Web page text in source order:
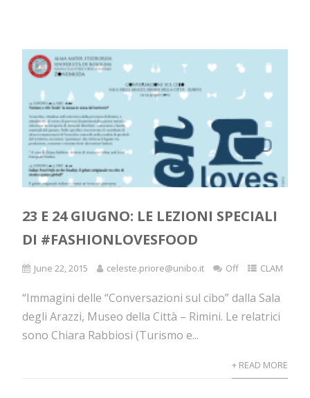
23 E 24 GIUGNO: LE LEZIONI SPECIALI
DI #FASHIONLOVESFOOD
June 22, 2015 celeste.priore@unibo.it Off CLAM
“Immagini delle “Conversazioni sul cibo” dalla Sala
degli Arazzi, Museo della Città – Rimini. Le relatrici
sono Chiara Rabbiosi (Turismo e...
+ READ MORE